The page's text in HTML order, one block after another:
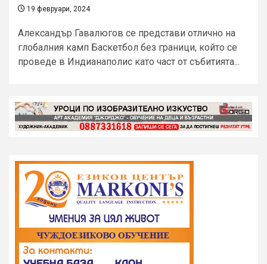
19 февруари, 2024
Александър Гавалюгов се представи отлично на
глобалния камп Баскетбол без граници, който се
проведе в Индианаполис като част от събитията...